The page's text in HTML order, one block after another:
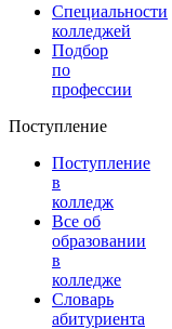
Специальности
колледжей
Подбор
по
профессии
Поступление
Поступление
в
колледж
Все об
образовании
в
колледже
Словарь
абитуриента